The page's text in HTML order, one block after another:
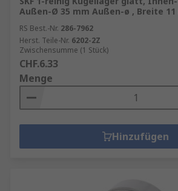
Außen-Ø 35 mm Außen-ø , Breite 11
RS Best.-Nr. 286-7962
Herst. Teile-Nr. 6202-2Z
Zwischensumme (1 Stück)
CHF.6.33
Menge
Hinzufügen